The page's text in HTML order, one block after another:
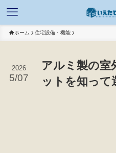
ホーム 住宅設備・機能
アルミ製の室
ットを知って
2026
5/07